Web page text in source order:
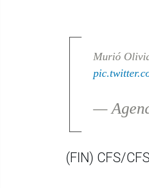
Murió
—
(FIN) CFS/CFS